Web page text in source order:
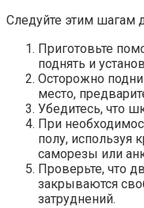
Следуйте этим шагам
Приготовьте
поднять и
Осторожно
место,
Убедитесь, что
При
полу, используя
саморезы или
Проверьте, что
закрываются
затруднений.​